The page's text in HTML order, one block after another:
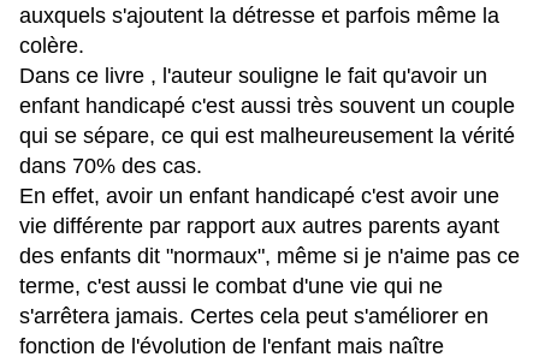
auxquels s'ajoutent la détresse et parfois même la
colère.
Dans ce livre , l'auteur souligne le fait qu'avoir un
enfant handicapé c'est aussi très souvent un couple
qui se sépare, ce qui est malheureusement la vérité
dans 70% des cas.
En effet, avoir un enfant handicapé c'est avoir une
vie différente par rapport aux autres parents ayant
des enfants dit "normaux", même si je n'aime pas ce
terme, c'est aussi le combat d'une vie qui ne
s'arrêtera jamais. Certes cela peut s'améliorer en
fonction de l'évolution de l'enfant mais naître